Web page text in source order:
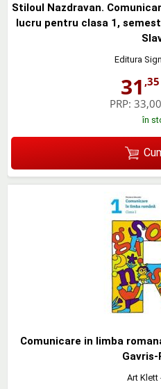
Stiloul Nazdravan.
lucru pentru clasa 1,
Editura
31 ,35
PRP:
în
Comunicare in limba
Gavris-
Art Klett